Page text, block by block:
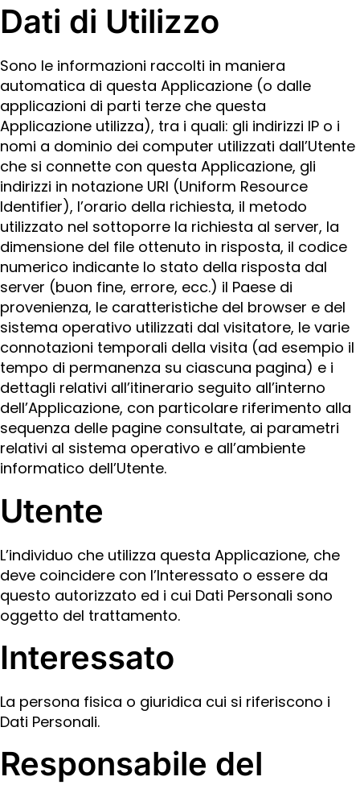
Dati di Utilizzo
Sono le informazioni raccolti in maniera
automatica di questa Applicazione (o dalle
applicazioni di parti terze che questa
Applicazione utilizza), tra i quali: gli indirizzi IP o i
nomi a dominio dei computer utilizzati dall’Utente
che si connette con questa Applicazione, gli
indirizzi in notazione URI (Uniform Resource
Identifier), l’orario della richiesta, il metodo
utilizzato nel sottoporre la richiesta al server, la
dimensione del file ottenuto in risposta, il codice
numerico indicante lo stato della risposta dal
server (buon fine, errore, ecc.) il Paese di
provenienza, le caratteristiche del browser e del
sistema operativo utilizzati dal visitatore, le varie
connotazioni temporali della visita (ad esempio il
tempo di permanenza su ciascuna pagina) e i
dettagli relativi all’itinerario seguito all’interno
dell’Applicazione, con particolare riferimento alla
sequenza delle pagine consultate, ai parametri
relativi al sistema operativo e all’ambiente
informatico dell’Utente.
Utente
L’individuo che utilizza questa Applicazione, che
deve coincidere con l’Interessato o essere da
questo autorizzato ed i cui Dati Personali sono
oggetto del trattamento.
Interessato
La persona fisica o giuridica cui si riferiscono i
Dati Personali.
Responsabile del